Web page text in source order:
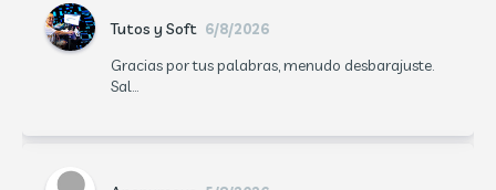
Tutos y Soft 6/8/2026
Gracias por tus palabras, menudo desbarajuste.
Sal...